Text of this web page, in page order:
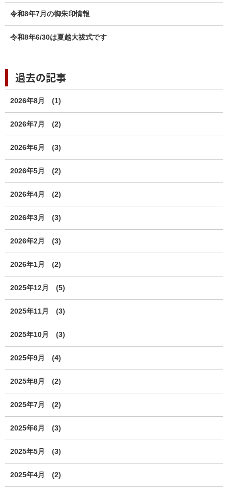
令和8年7月の御朱印情報
令和8年6/30は夏越大祓式です
過去の記事
2026年8月 (1)
2026年7月 (2)
2026年6月 (3)
2026年5月 (2)
2026年4月 (2)
2026年3月 (3)
2026年2月 (3)
2026年1月 (2)
2025年12月 (5)
2025年11月 (3)
2025年10月 (3)
2025年9月 (4)
2025年8月 (2)
2025年7月 (2)
2025年6月 (3)
2025年5月 (3)
2025年4月 (2)